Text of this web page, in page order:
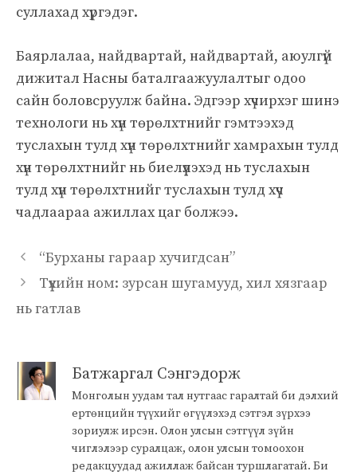
суллахад хүргэдэг.
Баярлалаа, найдвартай, найдвартай, аюулгүй
дижитал Насны баталгаажуулалтыг одоо
сайн боловсруулж байна. Эдгээр хүчирхэг шинэ
технологи нь хүн төрөлхтнийг гэмтээхэд
туслахын тулд хүн төрөлхтнийг хамрахын тулд
хүн төрөлхтнийг нь биелүүлэхэд нь туслахын
тулд хүн төрөлхтнийг туслахын тулд хүч
чадлаараа ажиллах цаг болжээ.
“Бурханы гараар хучигдсан”
Түүхийн ном: зурсан шугамууд, хил хязгаар
нь гатлав
Батжаргал Сэнгэдорж
Монголын уудам тал нутгаас гаралтай би дэлхий
ертөнцийн түүхийг өгүүлэхэд сэтгэл зүрхээ
зориулж ирсэн. Олон улсын сэтгүүл зүйн
чиглэлээр суралцаж, олон улсын томоохон
редакцуудад ажиллаж байсан туршлагатай. Би